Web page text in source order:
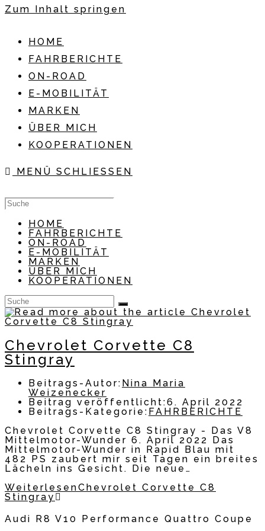
Zum Inhalt springen
HOME
FAHRBERICHTE
ON-ROAD
E-MOBILITÄT
MARKEN
ÜBER MICH
KOOPERATIONEN
MENÜ SCHLIESSEN
HOME
FAHRBERICHTE
ON-ROAD
E-MOBILITÄT
MARKEN
ÜBER MICH
KOOPERATIONEN
Chevrolet Corvette C8
Stingray
Beitrags-Autor: Nina Maria
Weizenecker
Beitrag veröffentlicht:6. April 2022
Beitrags-Kategorie: FAHRBERICHTE
Chevrolet Corvette C8 Stingray - Das V8
Mittelmotor-Wunder 6. April 2022 Das
Mittelmotor-Wunder in Rapid Blau mit
482 PS zaubert mir seit Tagen ein breites
Lächeln ins Gesicht. Die neue…
WeiterlesenChevrolet Corvette C8
Stingray
Audi R8 V10 Performance Quattro Coupe